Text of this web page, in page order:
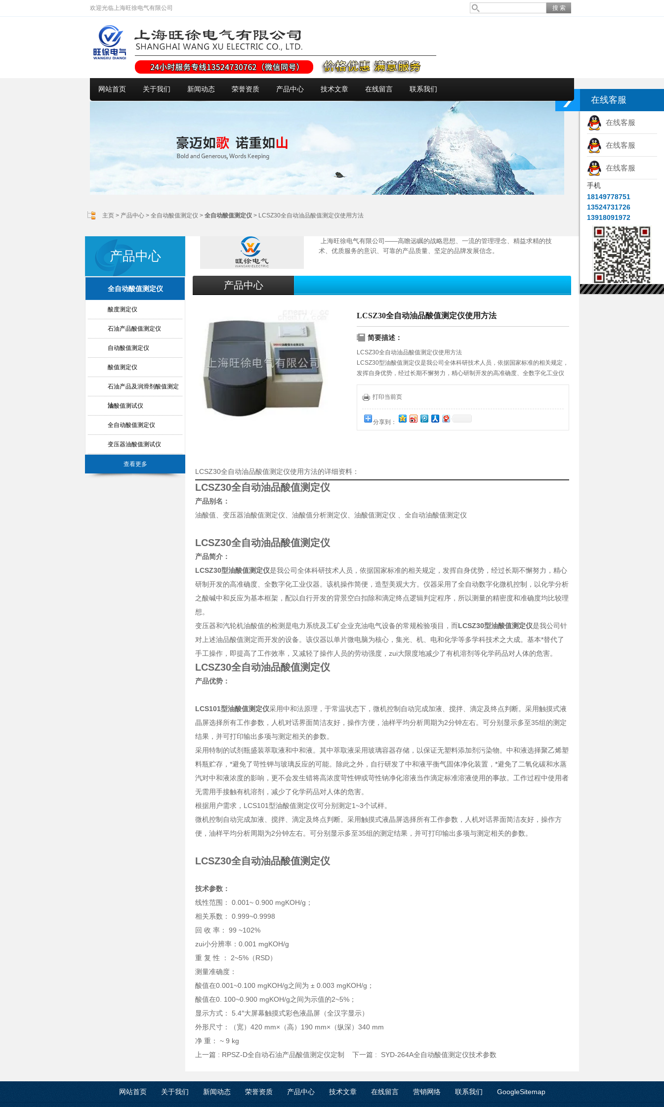
欢迎光临上海旺徐电气有限公司
网站首页 关于我们 新闻动态 荣誉资质 产品中心 技术文章 在线留言 联系我们
主页 > 产品中心 > 全自动酸值测定仪 > 全自动酸值测定仪 > LCSZ30全自动油品酸值测定仪使用方法
产品中心
全自动酸值测定仪
酸度测定仪
石油产品酸值测定仪
自动酸值测定仪
酸值测定仪
石油产品及润滑剂酸值测定
法
油酸值测试仪
全自动酸值测定仪
变压器油酸值测试仪
查看更多
上海旺徐电气有限公司——高瞻远瞩的战略思想、一流的管理理念、精益求精的技
术、优质服务的意识、可靠的产品质量、坚定的品牌发展信念。
产品中心
LCSZ30全自动油品酸值测定仪使用方法
简要描述：
LCSZ30全自动油品酸值测定仪使用方法
LCSZ30型油酸值测定仪是我公司全体科研技术人员，依据国家标准的相关规定，
发挥自身优势，经过长期不懈努力，精心研制开发的高准确度、全数字化工业仪
器。该机操作简便，造型美观大方。仪器采用了全自动数字化微机控制，以化学
分析之酸碱中和反应为基本框架，配以自行开发的背景空白扣除和滴定终点逻辑
打印当前页
分享到：
LCSZ30全自动油品酸值测定仪使用方法的详细资料：
LCSZ30全自动油品酸值测定仪
产品别名：
油酸值、变压器油酸值测定仪、油酸值分析测定仪、油酸值测定仪 、全自动油酸值测定仪
LCSZ30全自动油品酸值测定仪
产品简介：
LCSZ30型油酸值测定仪是我公司全体科研技术人员，依据国家标准的相关规定，发挥自身优势，经过长期不懈努力，精心
研制开发的高准确度、全数字化工业仪器。该机操作简便，造型美观大方。仪器采用了全自动数字化微机控制，以化学分析
之酸碱中和反应为基本框架，配以自行开发的背景空白扣除和滴定终点逻辑判定程序，所以测量的精密度和准确度均比较理
想。
变压器和汽轮机油酸值的检测是电力系统及工矿企业充油电气设备的常规检验项目，而LCSZ30型油酸值测定仪是我公司针
对上述油品酸值测定而开发的设备。该仪器以单片微电脑为核心，集光、机、电和化学等多学科技术之大成。基本*替代了
手工操作，即提高了工作效率，又减轻了操作人员的劳动强度，zui大限度地减少了有机溶剂等化学药品对人体的危害。
LCSZ30全自动油品酸值测定仪
产品优势：
LCS101型油酸值测定仪采用中和法原理，于常温状态下，微机控制自动完成加液、搅拌、滴定及终点判断。采用触摸式液
晶屏选择所有工作参数，人机对话界面简洁友好，操作方便，油样平均分析周期为2分钟左右。可分别显示多至35组的测定
结果，并可打印输出多项与测定相关的参数。
采用特制的试剂瓶盛装萃取液和中和液。其中萃取液采用玻璃容器存储，以保证无塑料添加剂污染物。中和液选择聚乙烯塑
料瓶贮存，*避免了苛性钾与玻璃反应的可能。除此之外，自行研发了中和液平衡气固体净化装置，*避免了二氧化碳和水蒸
汽对中和液浓度的影响，更不会发生错将高浓度苛性钾或苛性钠净化溶液当作滴定标准溶液使用的事故。工作过程中使用者
无需用手接触有机溶剂，减少了化学药品对人体的危害。
根据用户需求， LCS101型油酸值测定仪可分别测定1~3个试样。
微机控制自动完成加液、搅拌、滴定及终点判断。采用触摸式液晶屏选择所有工作参数，人机对话界面简洁友好，操作方
便，油样平均分析周期为2分钟左右。可分别显示多至35组的测定结果，并可打印输出多项与测定相关的参数。
LCSZ30全自动油品酸值测定仪
技术参数：
线性范围： 0.001~ 0.900 mgKOH/g；
相关系数： 0.999~0.9998
回 收 率： 99 ~102%
zui小分辨率：0.001 mgKOH/g
重 复 性 ： 2~5%（RSD）
测量准确度：
酸值在0.001~0.100 mgKOH/g之间为 ± 0.003 mgKOH/g；
酸值在0. 100~0.900 mgKOH/g之间为示值的2~5%；
显示方式： 5.4″大屏幕触摸式彩色液晶屏（全汉字显示）
外形尺寸：（宽）420 mm×（高）190 mm×（纵深）340 mm
净 重： ~ 9 kg
上一篇 : RPSZ-D全自动石油产品酸值测定仪定制 下一篇 : SYD-264A全自动酸值测定仪技术参数
网站首页 关于我们 新闻动态 荣誉资质 产品中心 技术文章 在线留言 营销网络 联系我们 GoogleSitemap
在线客服
在线客服
在线客服
在线客服
手机
18149778751
13524731726
13918091972